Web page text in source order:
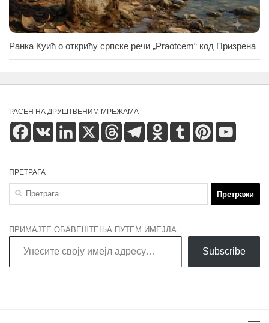
Ранка Куић о открићу српске речи „Praotcem“ код Призрена
РАСЕН НА ДРУШТВЕНИМ МРЕЖАМА
Facebook
VK LinkedInX ThreadsTelegramOdnoklassniki
Tumblr Pinterest
ПРЕТРАГА
Претрага
ПРИМАЈТЕ ОБАВЕШТЕЊА ПУТЕМ ИМЕЈЛА .
Унесите своју имејл адресу…
Subscribe